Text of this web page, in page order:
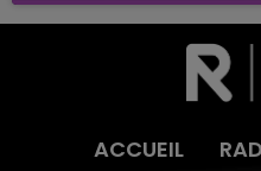
ACCUEIL